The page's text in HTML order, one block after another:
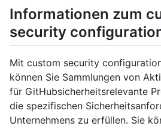
Informationen zum
security
Mit custom security
können Sie Sammlungen von
für GitHubsicherheitsrelevante
die spezifischen
Unternehmens zu erfüllen. Sie